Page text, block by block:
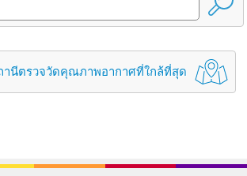
านีตรวจวัดคุณภาพอากาศที่ใกล้ที่สุด